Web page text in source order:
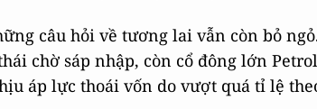
câu hỏi về tương lai vẫn còn bỏ
chờ sáp nhập, còn cổ đông lớn
áp lực thoái vốn do vượt quá tỉ lệ